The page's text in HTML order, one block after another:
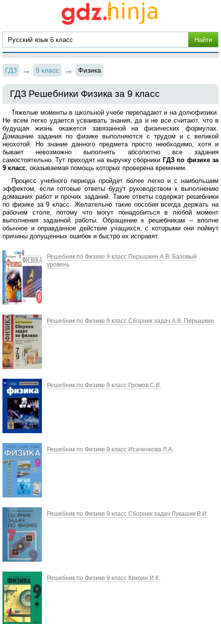
ГДЗ 9 класс Физика
ГДЗ Решебники Физика за 9 класс
Тяжелые моменты в школьной учебе перепадают и на долюфизики.
Не всем легко удается усваивать знания, да и не все считают, что в
будущая жизнь окажется завязанной на физических формулах.
Домашние задания по физике выполняются с трудом и с великой
неохотой. Но знание данного предмета просто необходимо, хотя и
бывает невозможно выполнять абсолютно все задания
самостоятельно. Тут приходят на выручку сборники ГДЗ по физике за
9 класс, оказываемая помощь которых проверена временем.
Процесс учебного периода пройдет более легко и с наибольшим
эффектом, если готовые ответы будут руководством к выполнению
домашних работ и прочих заданий. Такие ответы содержат решебники
по физике за 9 класс. Желательно такие пособия всегда держать на
рабочем столе, потому что могут понадобиться в любой момент
выполнения заданной работы. Обращение к решебникам – вполне
обычное и оправданное действие учащихся, с которыми они поймут
причины допущенных ошибок и быстро их исправят.
Решебник по Физике 9 класс Перышкин А.В. Базовый
уровень
Решебник по Физике 9 класс Сборник задач А.В. Перышкин
Решебник по Физике 9 класс Громов С.В.
Решебник по Физике 9 класс Исаченкова Л.А.
Решебник по Физике 9 класс Сборник задач Лукашик В.И.
Решебник по Физике 9 класс Кикоин И.К.